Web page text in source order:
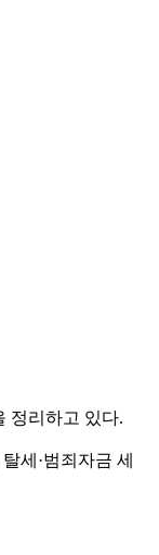
정리하고 있다.
세·범죄자금 세